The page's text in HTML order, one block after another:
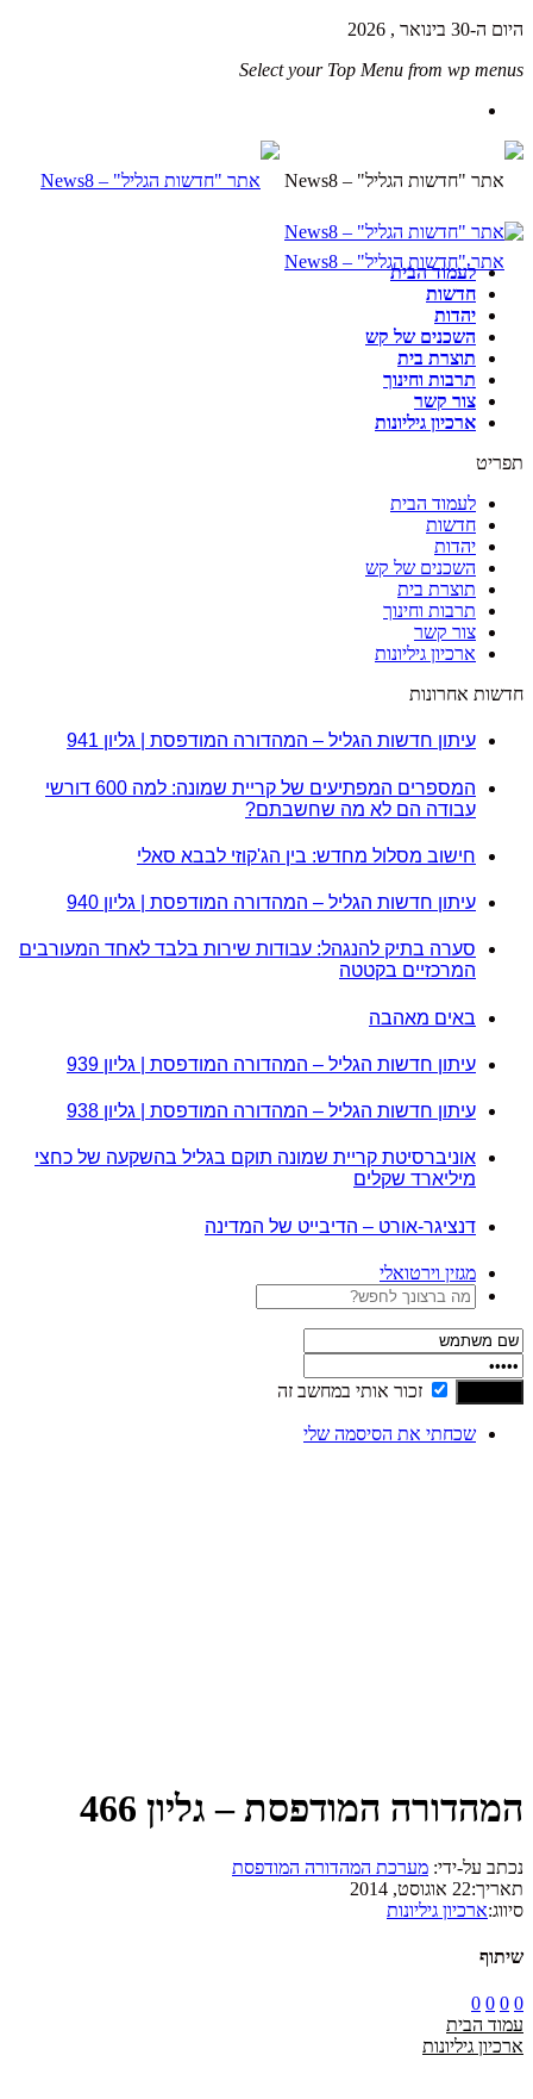
היום ה-30 בינואר , 2026
Select your Top Menu from wp menus
לעמוד הבית
חדשות
יהדות
השכנים של קש
תוצרת בית
תרבות וחינוך
צור קשר
ארכיון גיליונות
תפריט
לעמוד הבית
חדשות
יהדות
השכנים של קש
תוצרת בית
תרבות וחינוך
צור קשר
ארכיון גיליונות
חדשות אחרונות
עיתון חדשות הגליל – המהדורה המודפסת | גליון 941
המספרים המפתיעים של קריית שמונה: למה 600 דורשי
עבודה הם לא מה שחשבתם?
חישוב מסלול מחדש: בין הג'קוזי לבבא סאלי
עיתון חדשות הגליל – המהדורה המודפסת | גליון 940
סערה בתיק להנגהל: עבודות שירות בלבד לאחד המעורבים
המרכזיים בקטטה
באים מאהבה
עיתון חדשות הגליל – המהדורה המודפסת | גליון 939
עיתון חדשות הגליל – המהדורה המודפסת | גליון 938
אוניברסיטת קריית שמונה תוקם בגליל בהשקעה של כחצי
מיליארד שקלים
דנציגר-אורט – הדיבייט של המדינה
מגזין וירטואלי
זכור אותי במחשב זה
שכחתי את הסיסמה שלי
המהדורה המודפסת – גליון 466
נכתב על-ידי: מערכת המהדורה המודפסת
תאריך:22 אוגוסט, 2014
סיווג:ארכיון גיליונות
שיתוף
0
0
0
0
עמוד הבית
ארכיון גיליונות